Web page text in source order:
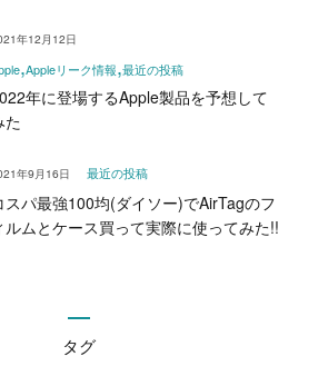
Appleリーク情報 最近の投稿
年に登場するApple製品を予想して
た
年12月12日
最近の投稿
スパ最強100均(ダイソー)でAirTagのフ
ルムとケース買って実際に使ってみた!!
年9月16日
タグ